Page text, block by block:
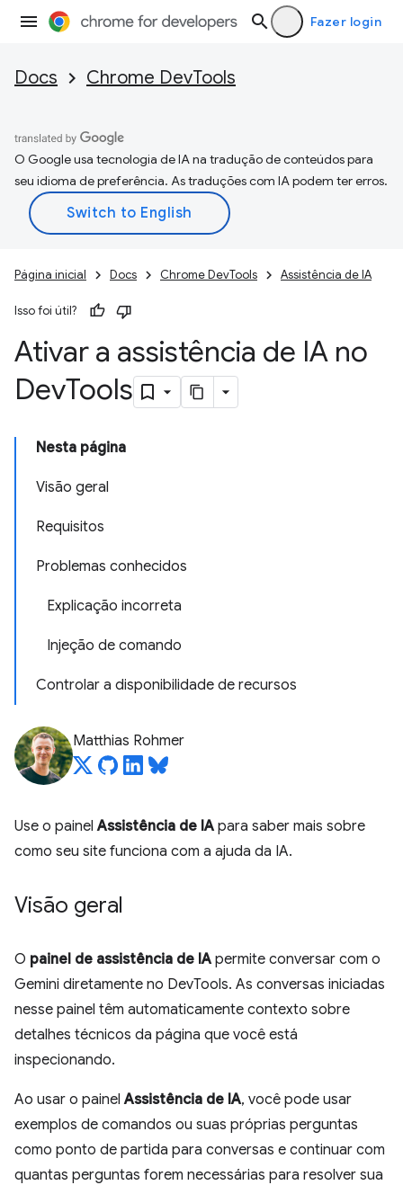
Fazer login
Docs Chrome DevTools
O Google usa tecnologia de IA na tradução de conteúdos para
seu idioma de preferência. As traduções com IA podem ter erros.
Página inicial Docs Chrome DevTools Assistência de IA
Isso foi útil?
Ativar a assistência de IA no
DevTools
Nesta página
Visão geral
Requisitos
Problemas conhecidos
Explicação incorreta
Injeção de comando
Controlar a disponibilidade de recursos
Matthias Rohmer
Use o painelAssistência de IA para saber mais sobre
como seu site funciona com a ajuda da IA.
Visão geral
O painel de assistência de IA permite conversar com o
Gemini diretamente no DevTools. As conversas iniciadas
nesse painel têm automaticamente contexto sobre
detalhes técnicos da página que você está
inspecionando.
Ao usar o painelAssistência de IA, você pode usar
exemplos de comandos ou suas próprias perguntas
como ponto de partida para conversas e continuar com
quantas perguntas forem necessárias para resolver sua